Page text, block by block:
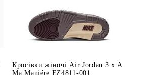
Кросівки жіночі Air Jordan 3 x A
Ma Maniére FZ4811-001